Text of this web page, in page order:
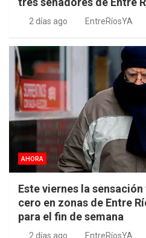
2 días ago EntreRíosYA
AHORA
Este viernes la
cero en zonas de Entre
para el fin de semana
2 días ago EntreRíosYA